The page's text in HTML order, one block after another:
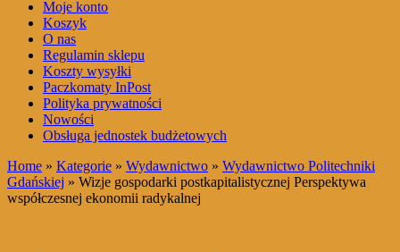
Moje konto
Koszyk
O nas
Regulamin sklepu
Koszty wysyłki
Paczkomaty InPost
Polityka prywatności
Nowości
Obsługa jednostek budżetowych
Home » Kategorie » Wydawnictwo » Wydawnictwo Politechniki
Gdańskiej » Wizje gospodarki postkapitalistycznej Perspektywa
współczesnej ekonomii radykalnej